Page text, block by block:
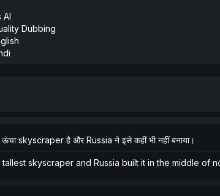
AI
Dubbing
skyscraper है और Russia ने इसे कहीं भी नहीं बनाया।
skyscraper and Russia built it in the middle of